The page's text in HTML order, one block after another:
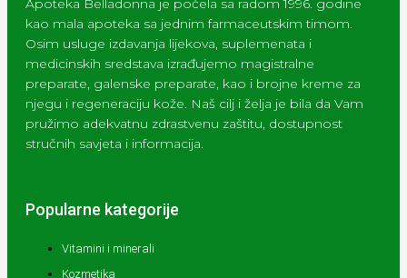
Apoteka Belladonna je počela sa radom 1996. godine
kao mala apoteka sa jednim farmaceutskim timom.
Osim usluge izdavanja lijekova, suplemenata i
medicinskih sredstava izrađujemo magistralne
preparate, galenske preparate, kao i brojne kreme za
njegu i regeneraciju kože. Naš cilj i želja je bila da Vam
pružimo adekvatnu zdrastvenu zaštitu, dostupnost
stručnih savjeta i informacija.
Popularne kategorije
Vitamini i minerali
Kozmetika